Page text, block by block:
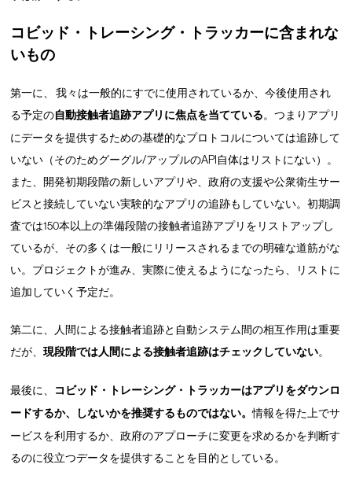
コビッド・トレーシング・トラッカーに含まれな
いもの
第一に、 我々は一般的にすでに使用されているか、今後使用され
る予定の自動接触者追跡アプリに焦点を当てている。つまりアプリ
にデータを提供するための基礎的なプロトコルについては追跡して
いない（そのためグーグル/アップルのAPI自体はリストにない）。
また、開発初期段階の新しいアプリや、政府の支援や公衆衛生サー
ビスと接続していない実験的なアプリの追跡もしていない。初期調
査では150本以上の準備段階の接触者追跡アプリをリストアップし
ているが、その多くは一般にリリースされるまでの明確な道筋がな
い。プロジェクトが進み、実際に使えるようになったら、リストに
追加していく予定だ。
第二に、人間による接触者追跡と自動システム間の相互作用は重要
だが、現段階では人間による接触者追跡はチェックしていない。
最後に、 コビッド・トレーシング・トラッカーはアプリをダウンロ
ードするか、しないかを推奨するものではない。情報を得た上でサ
ービスを利用するか、政府のアプローチに変更を求めるかを判断す
るのに役立つデータを提供することを目的としている。